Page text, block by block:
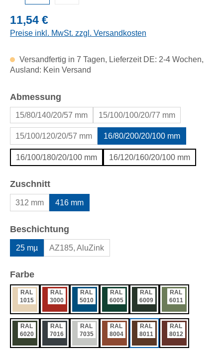
Regulärer Preis:
11,54 €
Preise inkl. MwSt. zzgl. Versandkosten
Versandfertig in 7 Tagen, Lieferzeit DE: 2-4 Wochen,
Ausland: Kein Versand
Abmessung
15/80/140/20/57 mm 15/100/100/20/77 mm
15/100/120/20/57 mm 16/80/200/20/100 mm
16/100/180/20/100 mm 16/120/160/20/100 mm
Zuschnittauswählen
312 mm 416 mm
Beschichtung
25 mµ AZ185, AluZink
Farbeauswählen
RAL
1015
RAL
3000
RAL
5010
RAL
6005
RAL
6009
RAL
6011
RAL
6020
RAL
7016
RAL
7035
RAL
8004
RAL
8011
RAL
8012